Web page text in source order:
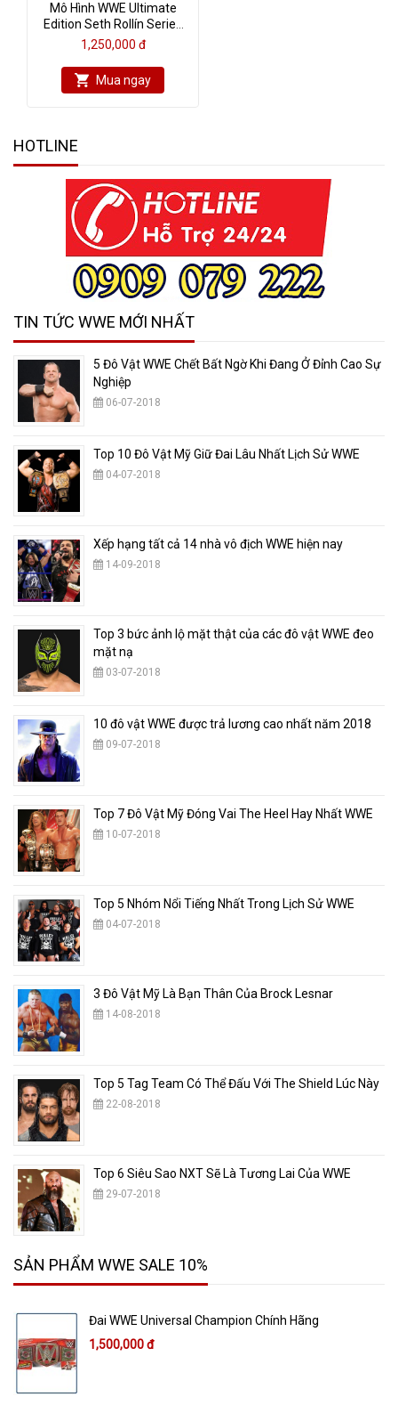
Mô Hình WWE Ultimate
Edition Seth Rollín Series
17
1,250,000 đ
Mua ngay
HOTLINE
TIN TỨC WWE MỚI NHẤT
5 Đô Vật WWE Chết Bất Ngờ Khi Đang Ở Đỉnh Cao Sự
Nghiệp
06-07-2018
Top 10 Đô Vật Mỹ Giữ Đai Lâu Nhất Lịch Sử WWE
04-07-2018
Xếp hạng tất cả 14 nhà vô địch WWE hiện nay
14-09-2018
Top 3 bức ảnh lộ mặt thật của các đô vật WWE đeo
mặt nạ
03-07-2018
10 đô vật WWE được trả lương cao nhất năm 2018
09-07-2018
Top 7 Đô Vật Mỹ Đóng Vai The Heel Hay Nhất WWE
10-07-2018
Top 5 Nhóm Nổi Tiếng Nhất Trong Lịch Sử WWE
04-07-2018
3 Đô Vật Mỹ Là Bạn Thân Của Brock Lesnar
14-08-2018
Top 5 Tag Team Có Thể Đấu Với The Shield Lúc Này
22-08-2018
Top 6 Siêu Sao NXT Sẽ Là Tương Lai Của WWE
29-07-2018
SẢN PHẨM WWE SALE 10%
Đai WWE Universal Champion Chính Hãng
1,500,000 đ